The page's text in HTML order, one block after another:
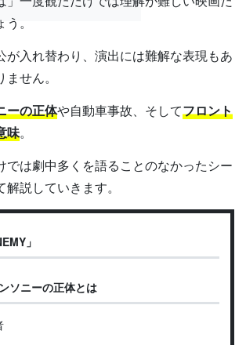
。
が入れ替わり、演出には難解な表現もあ
せん。
ーの正体や自動車事故、そしてフロント
味。
では劇中多くを語ることのなかったシー
説していきます。
」
ソニーの正体とは